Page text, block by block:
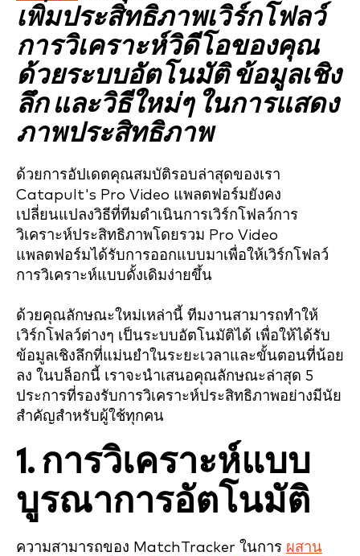
เพิ่มประสิทธิภาพเวิร์กโฟลว์
การวิเคราะห์วิดีโอของคุณ
ด้วยระบบอัตโนมัติ ข้อมูลเชิง
ลึก และวิธีใหม่ๆ ในการแสดง
ภาพประสิทธิภาพ
ด้วยการอัปเดตคุณสมบัติรอบล่าสุดของเรา
Catapult's Pro Video แพลตฟอร์มยังคง
เปลี่ยนแปลงวิธีที่ทีมดำเนินการเวิร์กโฟลว์การ
วิเคราะห์ประสิทธิภาพโดยรวม Pro Video
แพลตฟอร์มได้รับการออกแบบมาเพื่อให้เวิร์กโฟลว์
การวิเคราะห์แบบดั้งเดิมง่ายขึ้น
ด้วยคุณลักษณะใหม่เหล่านี้ ทีมงานสามารถทำให้
เวิร์กโฟลว์ต่างๆ เป็นระบบอัตโนมัติได้ เพื่อให้ได้รับ
ข้อมูลเชิงลึกที่แม่นยำในระยะเวลาและขั้นตอนที่น้อย
ลง ในบล็อกนี้ เราจะนำเสนอคุณลักษณะล่าสุด 5
ประการที่รองรับการวิเคราะห์ประสิทธิภาพอย่างมีนัย
สำคัญสำหรับผู้ใช้ทุกคน
1. การวิเคราะห์แบบ
บูรณาการอัตโนมัติ
ความสามารถของ MatchTracker ในการ ผสาน